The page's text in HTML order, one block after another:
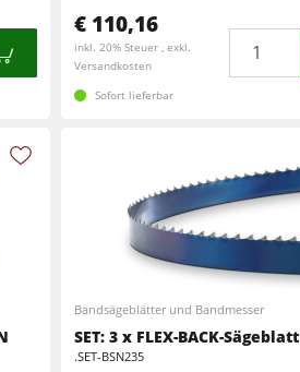
€ 110,16
inkl. 20% Steuer , exkl.
Versandkosten
Sofort lieferbar
Bandsägeblätter und Bandmesser
SET: 3 x FLEX-BACK-Sägeblatt
.SET-BSN235